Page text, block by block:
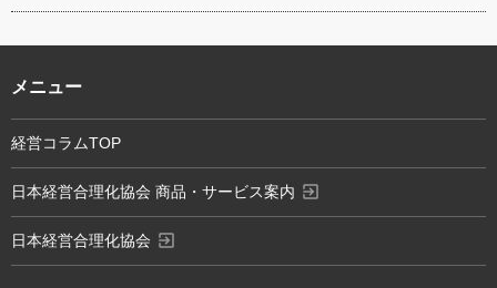
メニュー
経営コラムTOP
日本経営合理化協会 商品・サービス案内 exit_to_app
日本経営合理化協会 exit_to_app